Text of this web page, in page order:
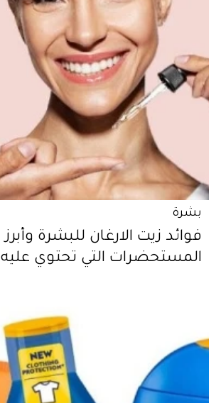
بشرة
فوائد زيت الارغان للبشرة وأبرز
المستحضرات التي تحتوي عليه